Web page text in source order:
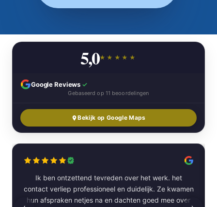
5,0★★★★★
Google Reviews ✓
Gebaseerd op 11 beoordelingen
Bekijk op Google Maps
Ik ben ontzettend tevreden over het werk. het
contact verliep professioneel en duidelijk. Ze kwamen
hun afspraken netjes na en dachten goed mee over